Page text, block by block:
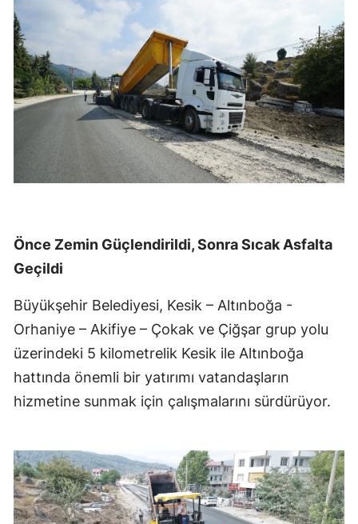
Önce Zemin Güçlendirildi, Sonra Sıcak Asfalta
Geçildi
Büyükşehir Belediyesi, Kesik – Altınboğa -
Orhaniye – Akifiye – Çokak ve Çiğşar grup yolu
üzerindeki 5 kilometrelik Kesik ile Altınboğa
hattında önemli bir yatırımı vatandaşların
hizmetine sunmak için çalışmalarını sürdürüyor.